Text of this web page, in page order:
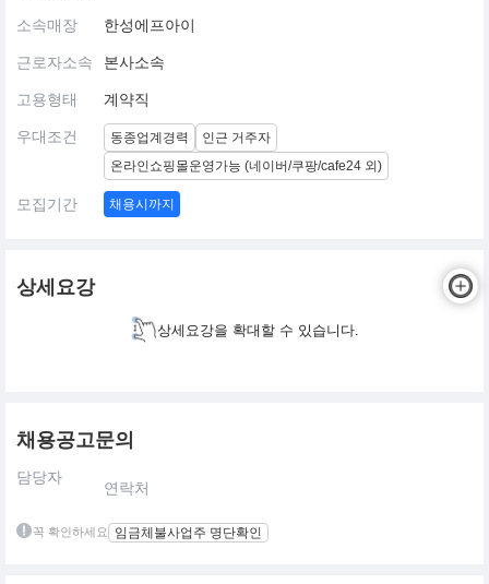
소속매장 한성에프아이
근로자소속 본사소속
고용형태 계약직
우대조건 동종업계경력
인근 거주자
온라인쇼핑몰운영가능 (네이버/쿠팡/cafe24 외)
모집기간 채용시까지
상세요강
상세요강을 확대할 수 있습니다.
채용공고문의
담당자
연락처
꼭 확인하세요 임금체불사업주 명단확인